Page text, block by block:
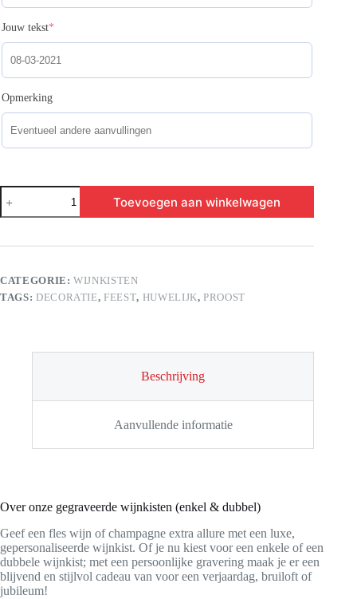
Jouw tekst*
Opmerking
Koperen
huwelijk
aantal
Toevoegen aan winkelwagen
CATEGORIE:WIJNKISTEN
TAGS: DECORATIE,FEEST, HUWELIJK,PROOST
Beschrijving
Aanvullende informatie
Over onze gegraveerde wijnkisten (enkel & dubbel)
Geef een fles wijn of champagne extra allure met een luxe,
gepersonaliseerde wijnkist. Of je nu kiest voor een enkele of een
dubbele wijnkist; met een persoonlijke gravering maak je er een
blijvend en stijlvol cadeau van voor een verjaardag, bruiloft of
jubileum!